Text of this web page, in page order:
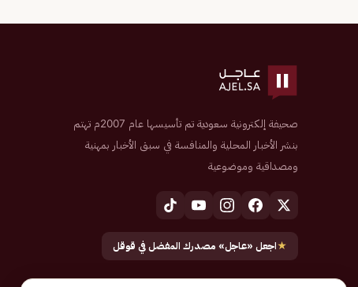
صحيفة إلكترونية سعودية تم تأسيسها عام 2007م تهتم
بنشر الأخبار المحلية والمنافسة في سبق الأخبار بمهنية
ومصداقية وموضوعية
★اجعل «عاجل» مصدرك المفضل في قوقل